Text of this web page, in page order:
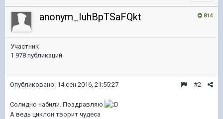
814
anonym_IuhBpTSaFQkt
Участник
1 978 публикаций
#2
Опубликовано: 14 сен 2016, 21:55:27
Солидно набили. Поздравляю
А ведь циклон творит чудеса